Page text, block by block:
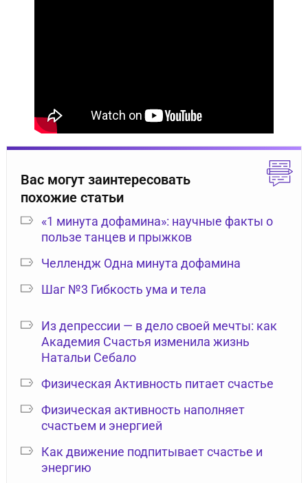
Вас могут заинтересовать
похожие статьи
«1 минута дофамина»: научные факты о
пользе танцев и прыжков
Челлендж Одна минута дофамина
Шаг №3 Гибкость ума и тела
Из депрессии — в дело своей мечты: как
Академия Счастья изменила жизнь
Натальи Себало
Физическая Активность питает счастье
Физическая активность наполняет
счастьем и энергией
Как движение подпитывает счастье и
энергию